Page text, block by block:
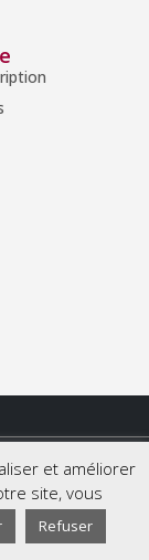
et améliorer
site, vous
Refuser